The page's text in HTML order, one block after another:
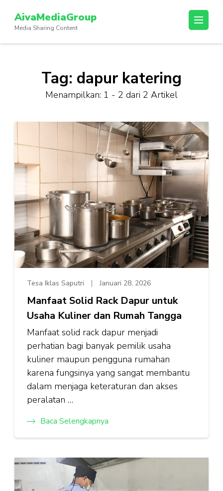
konten
(Tekan
AivaMediaGroup
Media Sharing Content
Tag: dapur katering
Menampilkan: 1 - 2 dari 2 Artikel
Tesa Iklas Saputri Januari 28, 2026
Manfaat Solid Rack Dapur untuk
Usaha Kuliner dan Rumah Tangga
Manfaat solid rack dapur menjadi
perhatian bagi banyak pemilik usaha
kuliner maupun pengguna rumahan
karena fungsinya yang sangat membantu
dalam menjaga keteraturan dan akses
peralatan …
Baca Selengkapnya